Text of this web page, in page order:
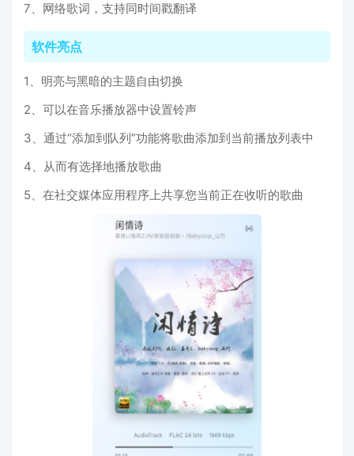
7、网络歌词，支持同时间戳翻译
软件亮点
1、明亮与黑暗的主题自由切换
2、可以在音乐播放器中设置铃声
3、通过“添加到队列”功能将歌曲添加到当前播放列表中
4、从而有选择地播放歌曲
5、在社交媒体应用程序上共享您当前正在收听的歌曲